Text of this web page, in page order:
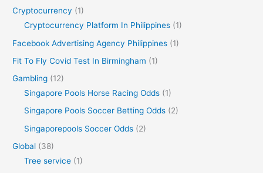
Cryptocurrency (1)
Cryptocurrency Platform In Philippines (1)
Facebook Advertising Agency Philippines (1)
Fit To Fly Covid Test In Birmingham (1)
Gambling (12)
Singapore Pools Horse Racing Odds (1)
Singapore Pools Soccer Betting Odds (2)
Singaporepools Soccer Odds (2)
Global (38)
Tree service (1)